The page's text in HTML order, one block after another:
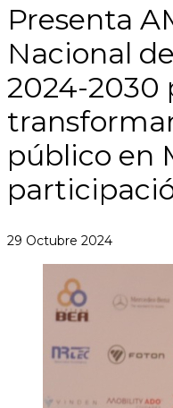
Presenta
Nacional
2024-2030
público en
29 Octubre 2024